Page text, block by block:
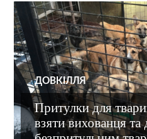
ДОВКІЛЛЯ
Притулки для
взяти вихованця